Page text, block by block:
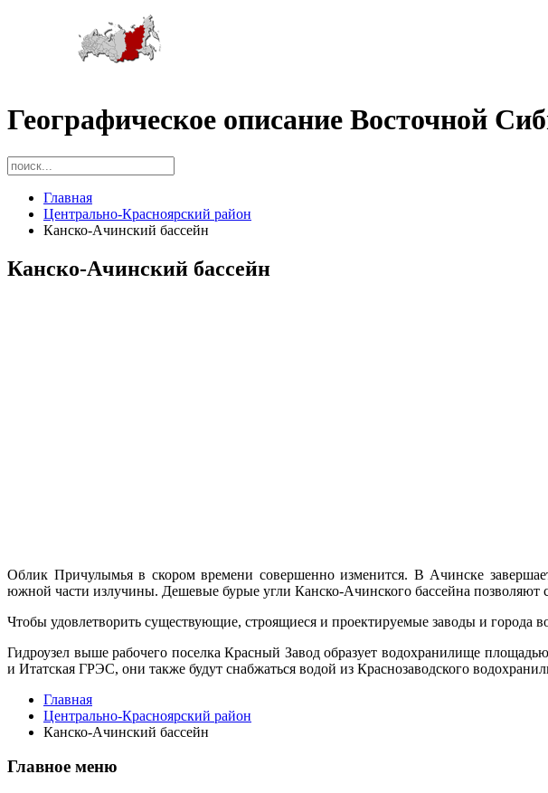
Географическое описание Восточной
Главная
Центрально-Красноярский район
Канско-Ачинский бассейн
Канско-Ачинский бассейн
Облик Причулымья в скором времени совершенно изменится. В Ачинске
южной части из­лучины. Дешевые бурые угли Канско-Ачинского бассейна позволяют
Чтобы удовлетворить существующие, строящиеся и проектируемые заводы и го­рода
Гидроузел выше рабочего поселка Крас­ный Завод образует водохранилище
и Итатская ГРЭС, они также будут снабжаться водой из Краснозаводского
Главная
Центрально-Красноярский район
Канско-Ачинский бассейн
Главное меню